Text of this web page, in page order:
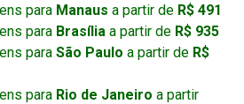
para Manaus a partir de R$ 491
para Brasília a partir de R$ 935
para São Paulo a partir de R$
para Rio de Janeiro a partir